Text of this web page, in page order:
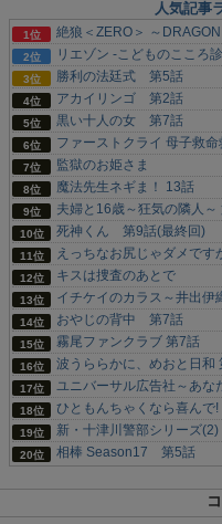
人気記事
絶狼＜ZERO＞ ～
リエゾン -こどものこころ
勝利の法廷式 第5話
アカイリンゴ 第2話
黒い十人の女 第7話
ファーストクライ 母子救
監獄のお姫さま
魔法先生ネギま！ 13話
夫婦と16歳～狂気の隣人～
死神くん 第9話(最終回)
えっちなお尻じゃダメです
キスは捜査のあとで
イチケイのカラス～井出
おやじの背中 第7話
霧尾ファンクラブ 第7話
波うららかに、めおと日和
ユニバーサル広告社～あな
ひともんちゃくなら喜んで!
新・十津川警部シリーズ
相棒 Season17 第5話